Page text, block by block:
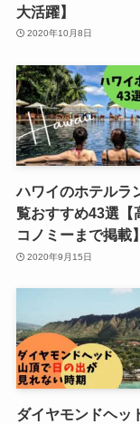
大活躍】
2020年10月8日
ハワイのホテルラ
覧おすすめ43選【
コノミーまで掲載】
2020年9月15日
ダイヤモンドヘッ